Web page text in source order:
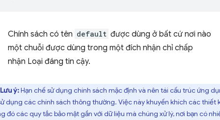
Chính sách có tên default được dùng ở bất cứ nơi nào
một chuỗi được dùng trong một đích nhận chỉ chấp
nhận Loại đáng tin cậy.
Lưu ý:Hạn chế sử dụng chính sách mặc định và nên tái cấu trúc ứng
dụng các chính sách thông thường. Việc này khuyến khích các thiết
đó các quy tắc bảo mật gần với dữ liệu mà chúng xử lý, nơi bạn có